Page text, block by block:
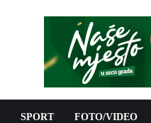
SPORT FOTO/VIDEO